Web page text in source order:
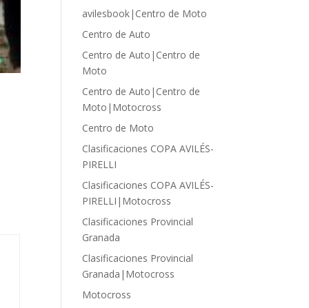
avilesbook|Centro de Moto
Centro de Auto
Centro de Auto|Centro de
Moto
Centro de Auto|Centro de
Moto|Motocross
Centro de Moto
Clasificaciones COPA AVILÉS-
PIRELLI
Clasificaciones COPA AVILÉS-
PIRELLI|Motocross
Clasificaciones Provincial
Granada
Clasificaciones Provincial
Granada|Motocross
Motocross